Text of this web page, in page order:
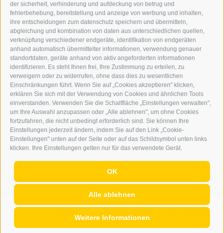
der sicherheit, verhinderung und aufdeckung von betrug und
fehlerbehebung, bereitstellung und anzeige von werbung und inhalten,
ihre entscheidungen zum datenschutz speichern und übermitteln,
abgleichung und kombination von daten aus unterschiedlichen quellen,
verknüpfung verschiedener endgeräte, identifikation von endgeräten
anhand automatisch übermittelter informationen, verwendung genauer
standortdaten, geräte anhand von aktiv angeforderten informationen
identifizieren. Es steht Ihnen frei, Ihre Zustimmung zu erteilen, zu
verweigern oder zu widerrufen, ohne dass dies zu wesentlichen
Einschränkungen führt. Wenn Sie auf „Cookies akzeptieren" klicken,
erklären Sie sich mit der Verwendung von Cookies und ähnlichen Tools
einverstanden. Verwenden Sie die Schaltfläche „Einstellungen verwalten",
um Ihre Auswahl anzupassen oder „Alle ablehnen", um ohne Cookies
fortzufahren, die nicht unbedingt erforderlich sind. Sie können Ihre
Einstellungen jederzeit ändern, indem Sie auf den Link „Cookie-
Einstellungen" unten auf der Seite oder auf das Schildsymbol unten links
klicken. Ihre Einstellungen gelten nur für das verwendete Gerät.
OK
Alle ablehnen
Weitere Informationen
WERBEN IM ERKER
ONLINE-WERBUNG
SEPA-DAUERAUFTRAG
REGELN LESERKOMMENTARE
ONLINE VOTING
SERVICE
VERANSTALTUNGSKALENDER
KLEINANZEIGER
NÜTZLICHE LINKS
WETTER
WEBCAM
VIDEOS
TRAUER
|
Cookie Präferenzen